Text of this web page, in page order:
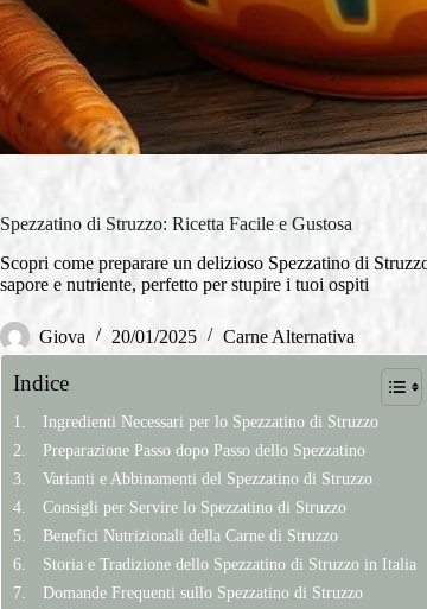
Spezzatino di Struzzo: Ricetta Facile e Gustosa
Scopri come preparare un delizioso Spezzatino di
sapore e nutriente, perfetto per stupire i tuoi ospiti
Giova 20/01/2025 Carne Alternativa
Indice
Ingredienti Necessari per lo Spezzatino di Struzzo
Preparazione Passo dopo Passo dello Spezzatino
Varianti e Abbinamenti del Spezzatino di Struzzo
Consigli per Servire lo Spezzatino di Struzzo
Benefici Nutrizionali della Carne di Struzzo
Storia e Tradizione dello Spezzatino di Struzzo in Italia
Domande Frequenti sullo Spezzatino di Struzzo